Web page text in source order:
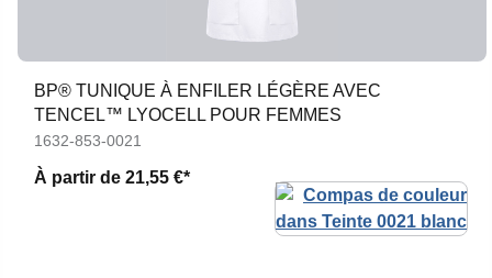
BP® TUNIQUE À ENFILER LÉGÈRE AVEC
TENCEL™ LYOCELL POUR FEMMES
1632-853-0021
À partir de 21,55 €*